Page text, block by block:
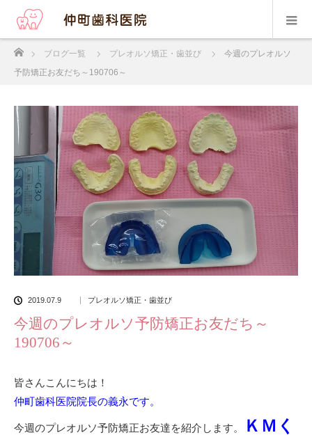
ブログ一覧 プレオルソ矯正・歯並び
今週のプレオルソ
予防矯正お友だち～190706～
2019.07.9 プレオルソ矯正・歯並び
今週のプレオルソ予防矯正お友だち～
190706～
皆さんこんにちは！
仲町歯科医院院長の義永です。
今週のプレオルソ予防矯正お友達を紹介します。
ＫＭく